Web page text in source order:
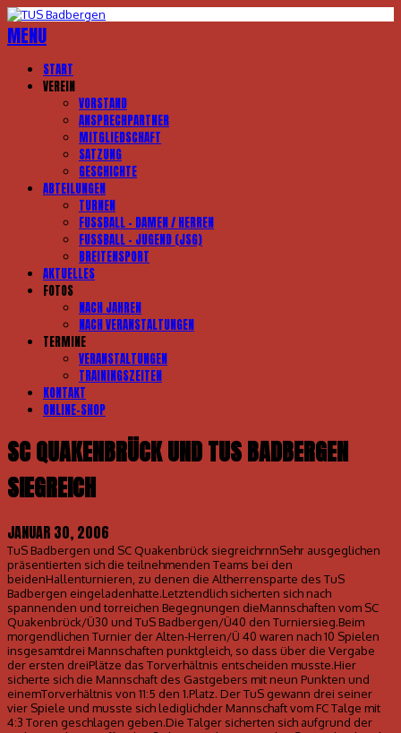
MENU
START
VEREIN
VORSTAND
ANSPRECHPARTNER
MITGLIEDSCHAFT
SATZUNG
GESCHICHTE
ABTEILUNGEN
TURNEN
FUSSBALL – DAMEN / HERREN
FUSSBALL – JUGEND (JSG)
BREITENSPORT
AKTUELLES
FOTOS
NACH JAHREN
NACH VERANSTALTUNGEN
TERMINE
VERANSTALTUNGEN
TRAININGSZEITEN
KONTAKT
ONLINE-SHOP
SC QUAKENBRÜCK UND TUS BADBERGEN
SIEGREICH
JANUAR 30, 2006
TuS Badbergen und SC Quakenbrück siegreichrnnSehr ausgeglichen
präsentierten sich die teilnehmenden Teams bei den
beidenHallenturnieren, zu denen die Altherrensparte des TuS
Badbergen eingeladenhatte.Letztendlich sicherten sich nach
spannenden und torreichen Begegnungen dieMannschaften vom SC
Quakenbrück/Ü30 und TuS Badbergen/Ü40 den Turniersieg.Beim
morgendlichen Turnier der Alten-Herren/Ü 40 waren nach 10 Spielen
insgesamtdrei Mannschaften punktgleich, so dass über die Vergabe
der ersten dreiPlätze das Torverhältnis entscheiden musste.Hier
sicherte sich die Mannschaft des Gastgebers mit neun Punkten und
einemTorverhältnis von 11:5 den 1.Platz. Der TuS gewann drei seiner
vier Spiele und musste sich lediglichder Mannschaft vom FC Talge mit
4:3 Toren geschlagen geben.Die Talger sicherten sich aufgrund der